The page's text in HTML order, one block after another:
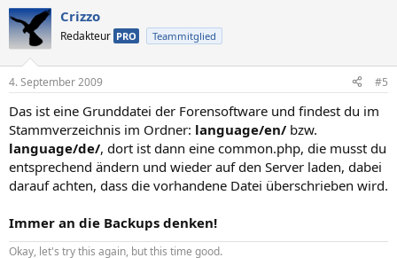
Crizzo
Redakteur PRO Teammitglied
4. September 2009 #5
Das ist eine Grunddatei der Forensoftware und findest du im
Stammverzeichnis im Ordner: language/en/ bzw.
language/de/, dort ist dann eine common.php, die musst du
entsprechend ändern und wieder auf den Server laden, dabei
darauf achten, dass die vorhandene Datei überschrieben wird.
Immer an die Backups denken!
Okay, let's try this again, but this time good.